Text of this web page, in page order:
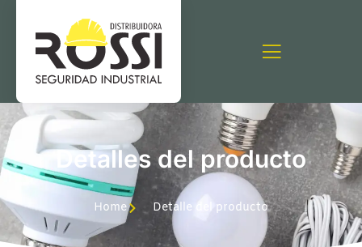
Detalles del producto
Home Detalle del producto